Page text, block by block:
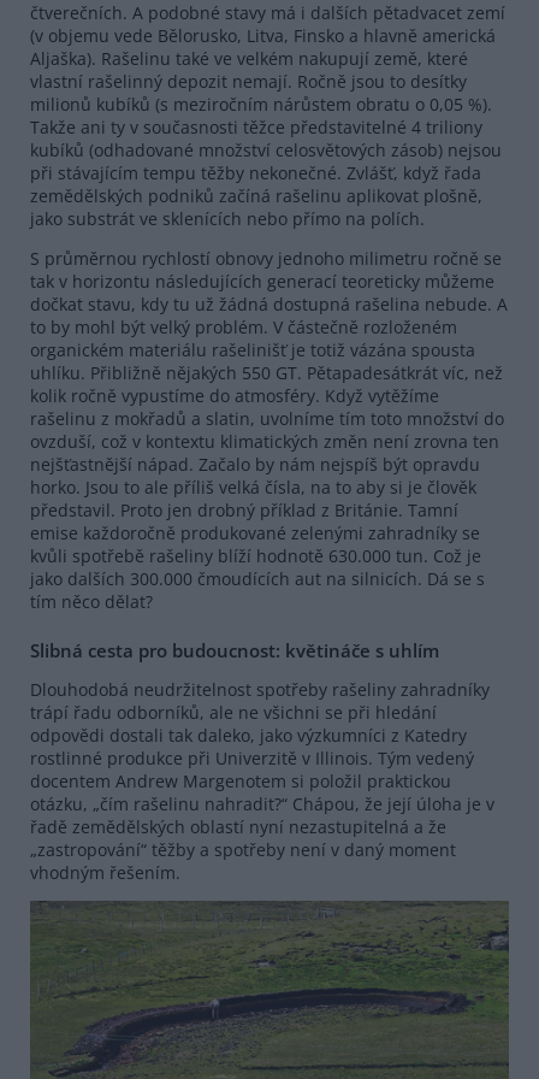
čtverečních. A podobné stavy má i dalších pětadvacet zemí
(v objemu vede Bělorusko, Litva, Finsko a hlavně americká
Aljaška). Rašelinu také ve velkém nakupují země, které
vlastní rašelinný depozit nemají. Ročně jsou to desítky
milionů kubíků (s meziročním nárůstem obratu o 0,05 %).
Takže ani ty v současnosti těžce představitelné 4 triliony
kubíků (odhadované množství celosvětových zásob) nejsou
při stávajícím tempu těžby nekonečné. Zvlášť, když řada
zemědělských podniků začíná rašelinu aplikovat plošně,
jako substrát ve sklenících nebo přímo na polích.
S průměrnou rychlostí obnovy jednoho milimetru ročně se
tak v horizontu následujících generací teoreticky můžeme
dočkat stavu, kdy tu už žádná dostupná rašelina nebude. A
to by mohl být velký problém. V částečně rozloženém
organickém materiálu rašelinišť je totiž vázána spousta
uhlíku. Přibližně nějakých 550 GT. Pětapadesátkrát víc, než
kolik ročně vypustíme do atmosféry. Když vytěžíme
rašelinu z mokřadů a slatin, uvolníme tím toto množství do
ovzduší, což v kontextu klimatických změn není zrovna ten
nejšťastnější nápad. Začalo by nám nejspíš být opravdu
horko. Jsou to ale příliš velká čísla, na to aby si je člověk
představil. Proto jen drobný příklad z Británie. Tamní
emise každoročně produkované zelenými zahradníky se
kvůli spotřebě rašeliny blíží hodnotě 630.000 tun. Což je
jako dalších 300.000 čmoudících aut na silnicích. Dá se s
tím něco dělat?
Slibná cesta pro budoucnost: květináče s uhlím
Dlouhodobá neudržitelnost spotřeby rašeliny zahradníky
trápí řadu odborníků, ale ne všichni se při hledání
odpovědi dostali tak daleko, jako výzkumníci z Katedry
rostlinné produkce při Univerzitě v Illinois. Tým vedený
docentem Andrew Margenotem si položil praktickou
otázku, „čím rašelinu nahradit?“ Chápou, že její úloha je v
řadě zemědělských oblastí nyní nezastupitelná a že
„zastropování“ těžby a spotřeby není v daný moment
vhodným řešením.